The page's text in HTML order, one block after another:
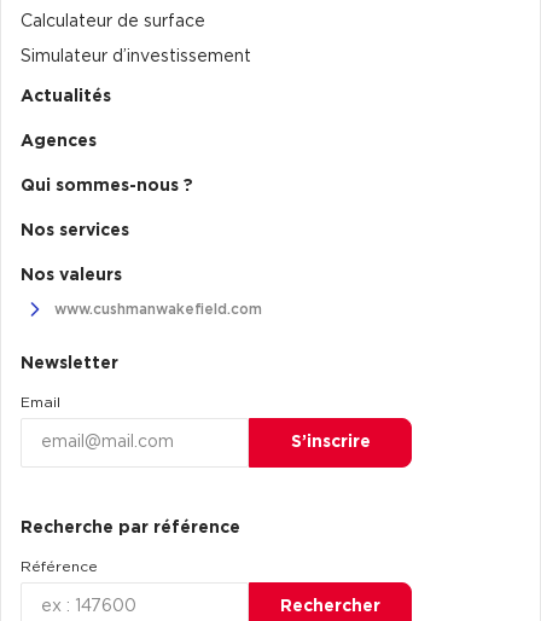
Entrepôts XXL
Achat de Commerces à Toulouse
Calculateur de surface
Simulateur d’investissement
Actualités
Agences
Qui sommes-nous ?
Nos services
Nos valeurs
www.cushmanwakefield.com
Newsletter
Email
S’inscrire
Recherche par référence
Référence
Rechercher